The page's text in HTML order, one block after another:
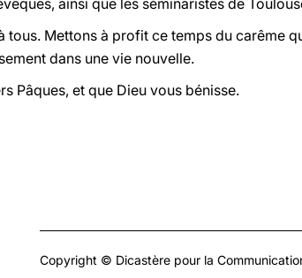
ainsi que les séminaristes de
tous. Mettons à profit ce temps du carême
dans une vie nouvelle.
Pâques, et que Dieu vous bénisse.
Copyright © Dicastère pour la